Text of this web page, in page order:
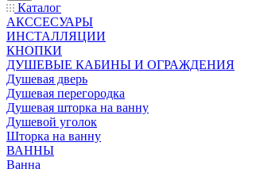
Каталог
АКССЕСУАРЫ
ИНСТАЛЛЯЦИИ
КНОПКИ
ДУШЕВЫЕ КАБИНЫ И ОГРАЖДЕНИЯ
Душевая дверь
Душевая перегородка
Душевая шторка на ванну
Душевой уголок
Шторка на ванну
ВАННЫ
Ванна